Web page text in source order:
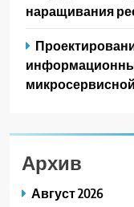
наращивания
Архив
Август 2026